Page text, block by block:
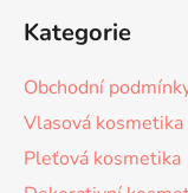
Kategorie
Obchodní
Vlasová kosmetika
Pleťová kosmetika